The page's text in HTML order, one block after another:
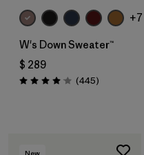
+7
W's Down Sweater™
$ 289
Valoración: 4.1 / 5
(445Comentarios
)
New